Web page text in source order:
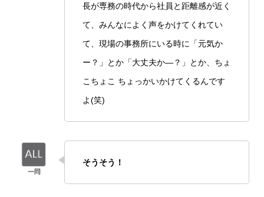
長が専務の時代から社員と距離感が近く
て、みんなによく声をかけてくれてい
て、現場の事務所にいる時に「元気か
ー？」とか「大丈夫か―？」とか、ちょ
こちょこ ちょっかいかけてくるんです
よ(笑)
そうそう！